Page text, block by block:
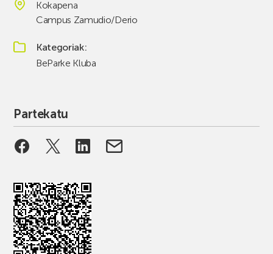
Kokapena
Campus Zamudio/Derio
Kategoriak
BeParke Kluba
Partekatu